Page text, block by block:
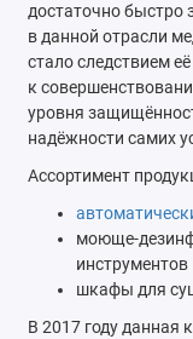
достаточно быстро
в данной отрасли
стало следствием
к
уровня
надёжности самих
Ассортимент
моюще-
шкафы для
В 2017 году данная